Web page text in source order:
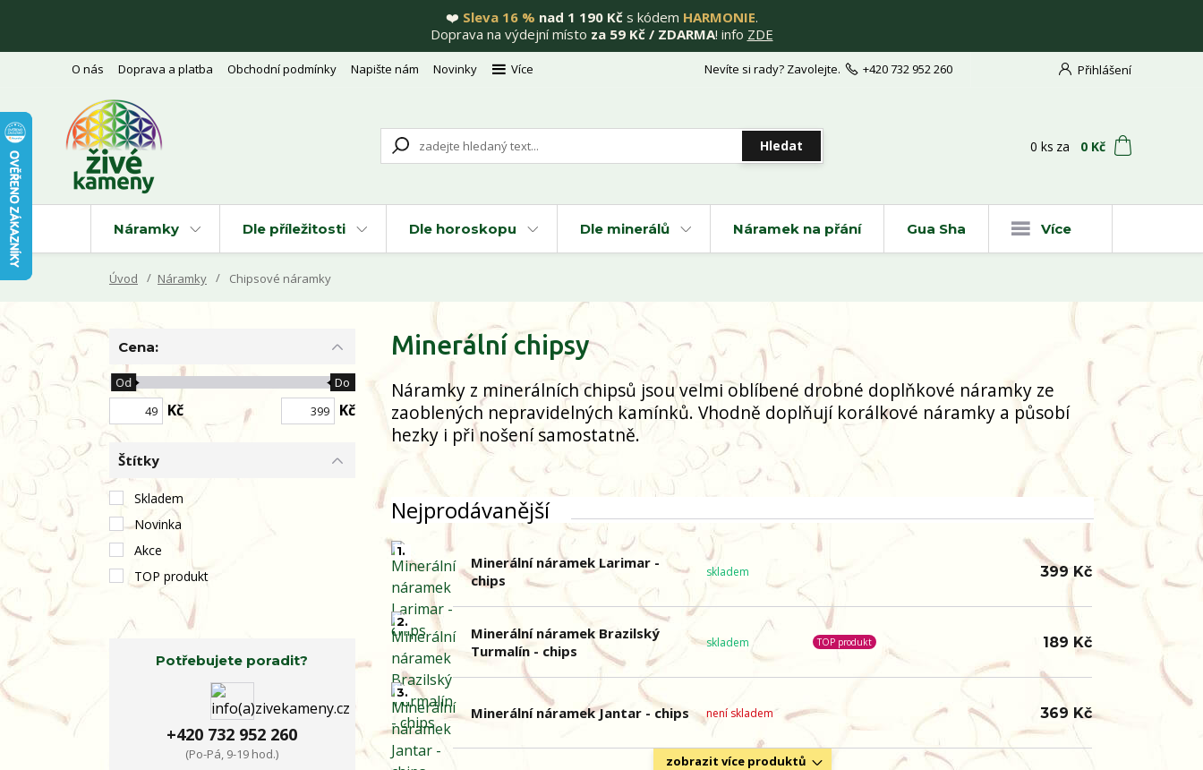
❤️ Sleva 16 % nad 1 190 Kčs kódem HARMONIE.
Doprava na výdejní místo za 59 Kč / ZDARMA! info ZDE
O nás Doprava a platba Obchodní podmínky Napište nám Novinky Více Přihlášení
Hledat
Nevíte si rady? Zavolejte. +420 732 952 260
0 ks za 0 Kč
Náramky Dle příležitosti Dle horoskopu Dle minerálů Náramek na přání Gua Sha Více
Úvod Náramky Chipsové náramky
Minerální chipsy
Náramky z minerálních chipsů jsou velmi oblíbené drobné doplňkové náramky ze
zaoblených nepravidelných kamínků. Vhodně doplňují korálkové náramky a působí
hezky i při nošení samostatně.
Nejprodávanější
1.
Minerální náramek Larimar -
chips
skladem 399 Kč
2.
Minerální náramek Brazilský
Turmalín - chips
skladem TOP produkt 189 Kč
3.
Minerální náramek Jantar - chips není skladem 369 Kč
zobrazit více produktů
Cena:
Kč
Od Do
Kč
Štítky
Skladem
Novinka
Akce
TOP produkt
Potřebujete poradit?
+420 732 952 260
(Po-Pá, 9-19 hod.)